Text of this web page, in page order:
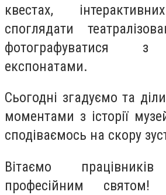
квестах,
споглядати
фотографуватися з
експонатами.
Сьогодні згадуємо та
моментами з історії
сподіваємось на скору
Вітаємо
професійним